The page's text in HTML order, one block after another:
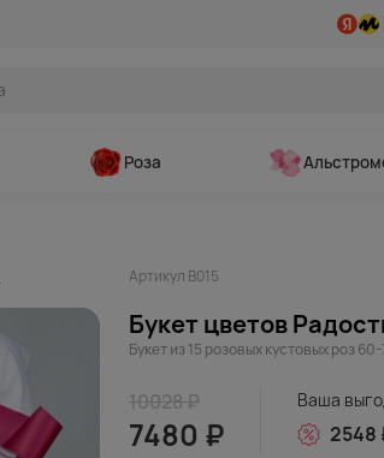
Роза
Артикул В015
Букет цветов
Букет из 15 розовых кустовых роз
10028 ₽
7480 ₽
Ваша
2548